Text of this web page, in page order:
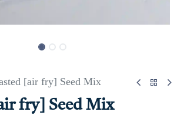
[air fry] Seed Mix
fry] Seed Mix